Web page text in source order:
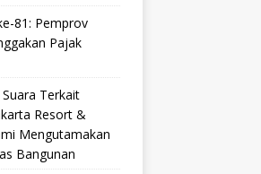
81: Pemprov
Pajak
Terkait
Resort &
Mengutamakan
Bangunan